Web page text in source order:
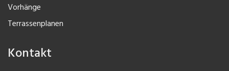
Vorhänge
Terrassenplanen
Kontakt